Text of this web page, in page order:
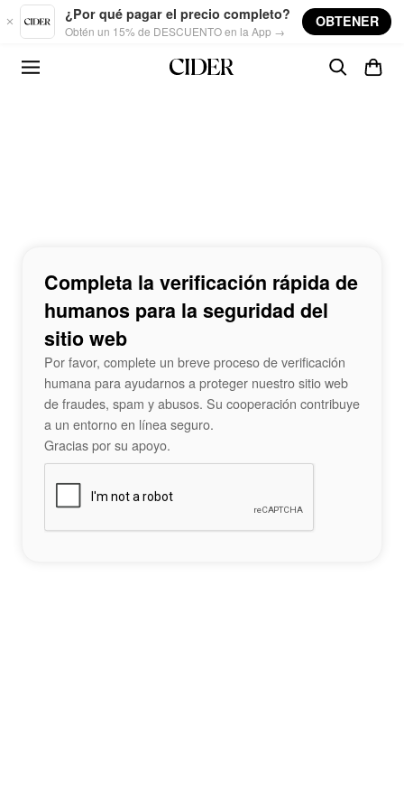
Skip to main content
¿Por qué pagar el precio completo?
Obtén un 15% de DESCUENTO en la App →
OBTENER
Completa la verificación rápida de
humanos para la seguridad del
sitio web
Por favor, complete un breve proceso de verificación
humana para ayudarnos a proteger nuestro sitio web
de fraudes, spam y abusos. Su cooperación contribuye
a un entorno en línea seguro.
Gracias por su apoyo.